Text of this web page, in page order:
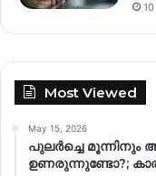
Most Viewed
May 15, 2026
പുലർച്ചെ മൂന്നിനും
ഉണരുന്നുണ്ടോ?;